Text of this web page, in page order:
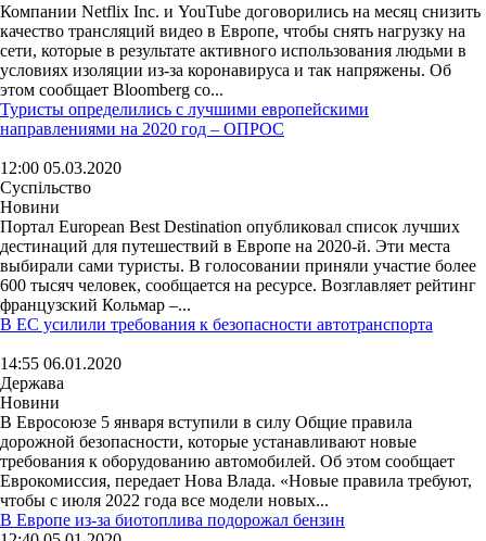
Компании Netflix Inc. и YouTube договорились на месяц снизить
качество трансляций видео в Европе, чтобы снять нагрузку на
сети, которые в результате активного использования людьми в
условиях изоляции из-за коронавируса и так напряжены. Об
этом сообщает Bloomberg со...
Туристы определились с лучшими европейскими
направлениями на 2020 год – ОПРОС
12:00 05.03.2020
Суспільство
Новини
Портал European Best Destination опубликовал список лучших
дестинаций для путешествий в Европе на 2020-й. Эти места
выбирали сами туристы. В голосовании приняли участие более
600 тысяч человек, сообщается на ресурсе. Возглавляет рейтинг
французский Кольмар –...
В ЕС усилили требования к безопасности автотранспорта
14:55 06.01.2020
Держава
Новини
В Евросоюзе 5 января вступили в силу Общие правила
дорожной безопасности, которые устанавливают новые
требования к оборудованию автомобилей. Об этом сообщает
Еврокомиссия, передает Нова Влада. «Новые правила требуют,
чтобы с июля 2022 года все модели новых...
В Европе из-за биотоплива подорожал бензин